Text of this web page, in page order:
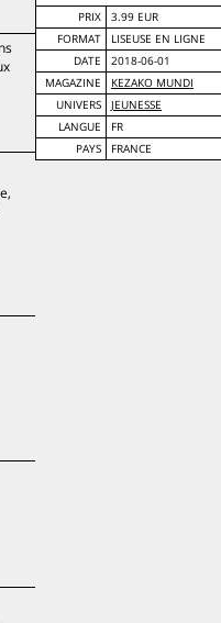
PRIX
3.99 EUR
FORMAT
LISEUSE EN LIGNE
DATE
2018-06-01
MAGAZINE
KEZAKO MUNDI
UNIVERS
JEUNESSE
LANGUE
FR
PAYS
FRANCE